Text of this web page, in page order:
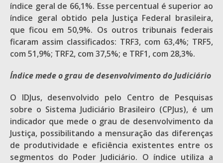
índice geral de 66,1%. Esse percentual é superior ao
índice geral obtido pela Justiça Federal brasileira,
que ficou em 50,9%. Os outros tribunais federais
ficaram assim classificados: TRF3, com 63,4%; TRF5,
com 51,9%; TRF2, com 37,5%; e TRF1, com 28,3%.
Índice mede o grau de desenvolvimento do Judiciário
O IDJus, desenvolvido pelo Centro de Pesquisas
sobre o Sistema Judiciário Brasileiro (CPJus), é um
indicador que mede o grau de desenvolvimento da
Justiça, possibilitando a mensuração das diferenças
de produtividade e eficiência existentes entre os
segmentos do Poder Judiciário. O índice utiliza a